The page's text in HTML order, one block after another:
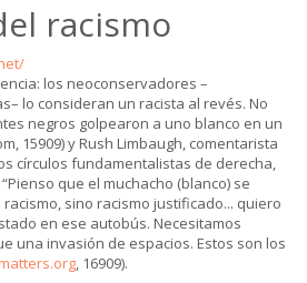
racismo
los neoconservadores –
lo consideran un racista al revés. No
negros golpearon a uno blanco en un
15909) y Rush Limbaugh, comentarista
círculos fundamentalistas de derecha,
que el muchacho (blanco) se
sino racismo justificado... quiero
en ese autobús. Necesitamos
una invasión de espacios. Estos son los
, 16909).